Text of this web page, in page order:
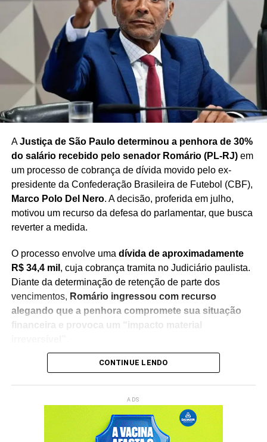
medidas necessárias no Congresso Nacional, além dos
procedimentos legais para implementação da nova
estrutura.
Redação Saiba+
AJustiça de São Paulo determinou a penhora de 30%
do salário recebido pelo senador Romário (PL-RJ)em
um processo de cobrança de dívida movido pelo ex-
presidente da Confederação Brasileira de Futebol (CBF),
Marco Polo Del Nero. A decisão, proferida em julho,
motivou um recurso da defesa do parlamentar, que busca
reverter a medida.
O processo envolve uma dívida de aproximadamente
R$ 34,4 mil , cuja cobrança tramita no Judiciário paulista.
Diante da determinação de retenção de parte dos
vencimentos, Romário ingressou com recurso
alegando que a penhora compromete sua situação
financeira e provoca um “impacto material
Na manifestação apresentada à Justiça, a defesa do
utilizados para sua manutenção pessoal e despesas do
cotidiano. O recurso solicita a revisão da decisão e a
suspensão da penhora enquanto o caso continua em
CONTINUE LENDO
ADS